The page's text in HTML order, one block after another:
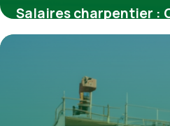
Salaires charpentier :
rémunération 2026